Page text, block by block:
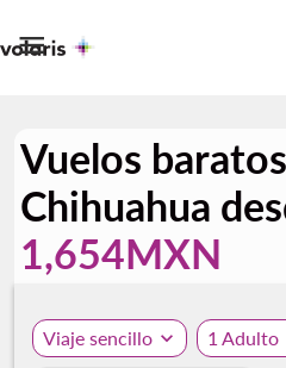

Vuelos
Chihuahua
1,654MXN
Viaje sencillo expand_more 1 Adulto